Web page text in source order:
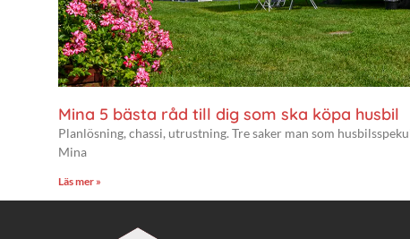
Mina 5 bästa råd till dig som ska köpa husbil
Planlösning, chassi, utrustning. Tre saker man som
Mina
Läs mer »